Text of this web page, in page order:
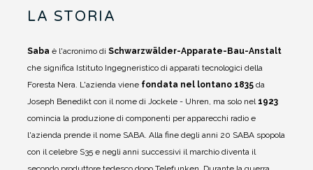
LA STORIA
Saba è l'acronimo di Schwarzwälder-Apparate-Bau-Anstalt
che significa Istituto Ingegneristico di apparati tecnologici della
Foresta Nera. L'azienda viene fondata nel lontano 1835 da
Joseph Benedikt con il nome di Jockele - Uhren, ma solo nel 1923
comincia la produzione di componenti per apparecchi radio e
l'azienda prende il nome SABA. Alla fine degli anni 20 SABA spopola
con il celebre S35 e negli anni successivi il marchio diventa il